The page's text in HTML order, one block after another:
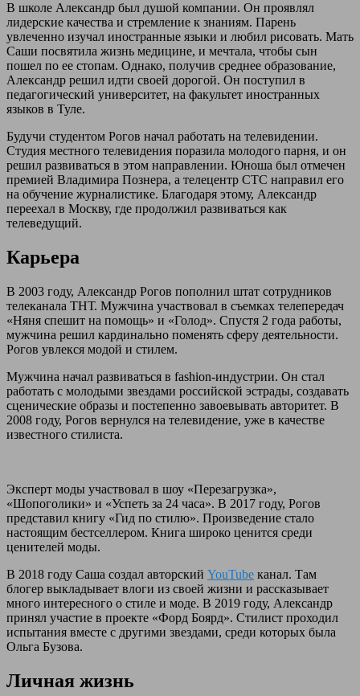
В школе Александр был душой компании. Он проявлял
лидерские качества и стремление к знаниям. Парень
увлеченно изучал иностранные языки и любил рисовать. Мать
Саши посвятила жизнь медицине, и мечтала, чтобы сын
пошел по ее стопам. Однако, получив среднее образование,
Александр решил идти своей дорогой. Он поступил в
педагогический университет, на факультет иностранных
языков в Туле.
Будучи студентом Рогов начал работать на телевидении.
Студия местного телевидения поразила молодого парня, и он
решил развиваться в этом направлении. Юноша был отмечен
премией Владимира Познера, а телецентр СТС направил его
на обучение журналистике. Благодаря этому, Александр
переехал в Москву, где продолжил развиваться как
телеведущий.
Карьера
В 2003 году, Александр Рогов пополнил штат сотрудников
телеканала ТНТ. Мужчина участвовал в съемках телепередач
«Няня спешит на помощь» и «Голод». Спустя 2 года работы,
мужчина решил кардинально поменять сферу деятельности.
Рогов увлекся модой и стилем.
Мужчина начал развиваться в fashion-индустрии. Он стал
работать с молодыми звездами российской эстрады, создавать
сценические образы и постепенно завоевывать авторитет. В
2008 году, Рогов вернулся на телевидение, уже в качестве
известного стилиста.
Эксперт моды участвовал в шоу «Перезагрузка»,
«Шопоголики» и «Успеть за 24 часа». В 2017 году, Рогов
представил книгу «Гид по стилю». Произведение стало
настоящим бестселлером. Книга широко ценится среди
ценителей моды.
В 2018 году Саша создал авторский YouTube канал. Там
блогер выкладывает влоги из своей жизни и рассказывает
много интересного о стиле и моде. В 2019 году, Александр
принял участие в проекте «Форд Боярд». Стилист проходил
испытания вместе с другими звездами, среди которых была
Ольга Бузова.
Личная жизнь